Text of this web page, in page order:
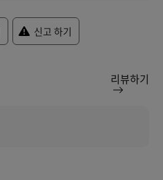
신고 하기
리뷰하기